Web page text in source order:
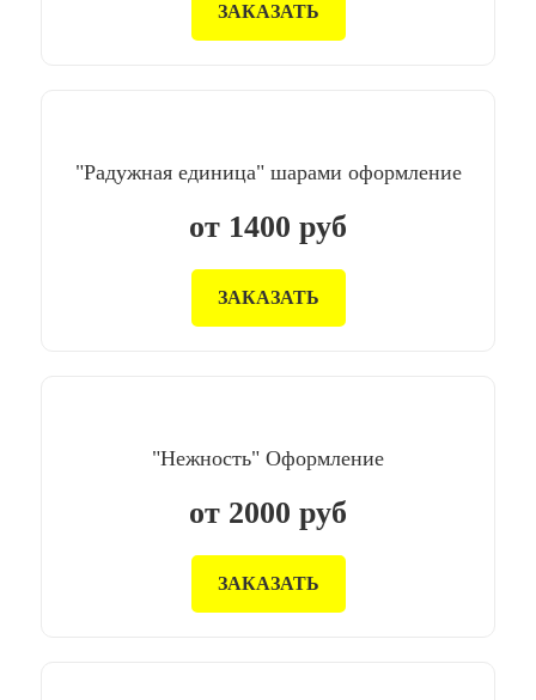
ЗАКАЗАТЬ
"Радужная единица" шарами оформление
от 1400 руб
ЗАКАЗАТЬ
"Нежность" Оформление
от 2000 руб
ЗАКАЗАТЬ